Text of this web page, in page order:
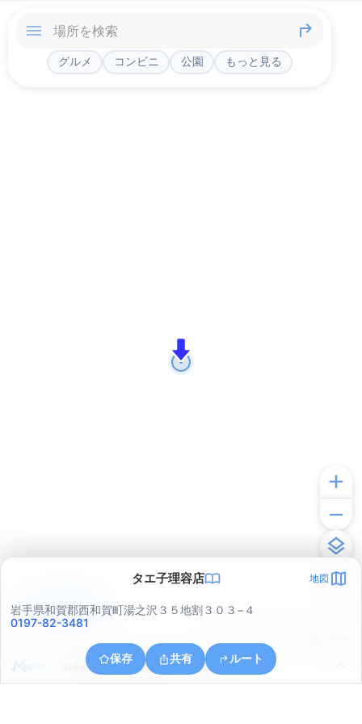
グルメ コンビニ 公園 もっと見る
タエ子理容店 地図
岩手県和賀郡西和賀町湯之沢３５地割３０３−４
0197-82-3481
保存 共有 ルート
岩手県和賀郡西和賀町川尻４１地割
アプリで見る